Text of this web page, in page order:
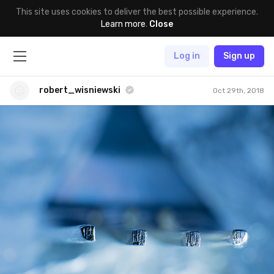
This site uses cookies to deliver the best possible experience.
Learn more. Close
Log in Sign up
robert_wisniewski Oct 29th, 2018